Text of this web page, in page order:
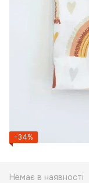
−34%
Немає в наявності